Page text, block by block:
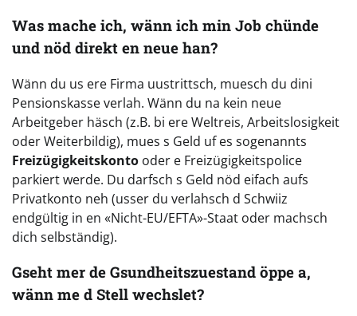
Was mache ich, wänn ich min Job chünde
und nöd direkt en neue han?
Wänn du us ere Firma uustrittsch, muesch du dini
Pensionskasse verlah. Wänn du na kein neue
Arbeitgeber häsch (z.B. bi ere Weltreis, Arbeitslosigkeit
oder Weiterbildig), mues s Geld uf es sogenannts
Freizügigkeitskonto oder e Freizügigkeitspolice
parkiert werde. Du darfsch s Geld nöd eifach aufs
Privatkonto neh (usser du verlahsch d Schwiiz
endgültig in en «Nicht-EU/EFTA»-Staat oder machsch
dich selbständig).
Gseht mer de Gsundheitszuestand öppe a,
wänn me d Stell wechslet?